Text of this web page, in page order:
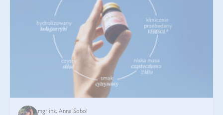
mgr inż. Anna Sobol